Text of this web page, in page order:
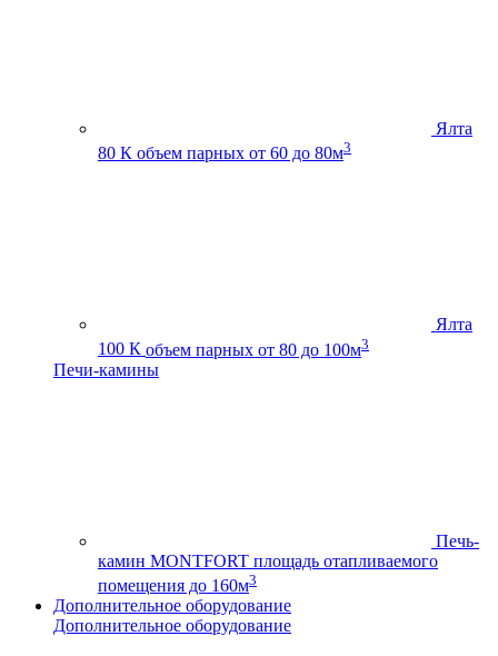
Ялта
80 К объем парных от 60 до 80м3
Ялта
100 К объем парных от 80 до 100м3
Печи-камины
Печь-
камин MONTFORT площадь отапливаемого
помещения до 160м3
Дополнительное оборудование
Дополнительное оборудование